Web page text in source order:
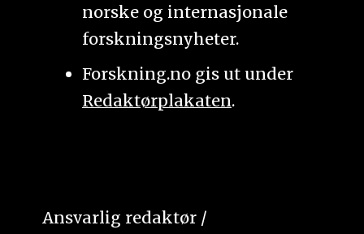
norske og internasjonale
forskningsnyheter.
Forskning.no gis ut under
Redaktørplakaten.
Ansvarlig redaktør /